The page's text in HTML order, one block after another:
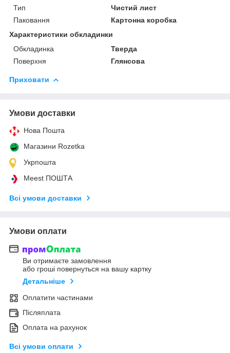
Тип
Чистий лист
Паковання
Картонна коробка
Характеристики обкладинки
Обкладинка
Тверда
Поверхня
Глянсова
Приховати
Умови доставки
Нова Пошта
Магазини Rozetka
Укрпошта
Meest ПОШТА
Всі умови доставки
Умови оплати
Ви отримаєте замовлення
або гроші повернуться на вашу картку
Детальніше
Оплатити частинами
Післяплата
Оплата на рахунок
Всі умови оплати